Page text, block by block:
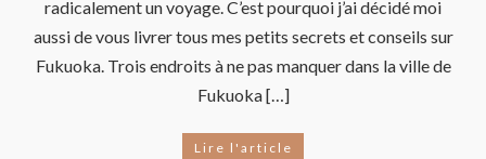
radicalement un voyage. C’est pourquoi j’ai décidé moi
aussi de vous livrer tous mes petits secrets et conseils sur
Fukuoka. Trois endroits à ne pas manquer dans la ville de
Fukuoka […]
Lire l'article